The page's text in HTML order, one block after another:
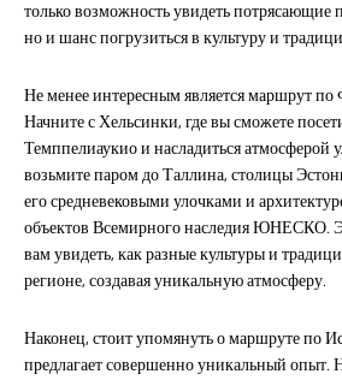
только возможность увидеть
но и шанс погрузиться в культуру и
Не менее интересным является маршрут
Начните с Хельсинки, где вы сможете
Темппелиаукио и насладиться атмосферой
возьмите паром до Таллина, столицы
его средневековыми улочками и
объектов Всемирного наследия ЮНЕСКО.
вам увидеть, как разные культуры и
регионе, создавая уникальную атмосферу.
Наконец, стоит упомянуть о маршруте по
предлагает совершенно уникальный опыт.